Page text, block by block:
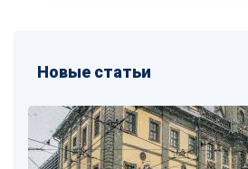
Новые статьи